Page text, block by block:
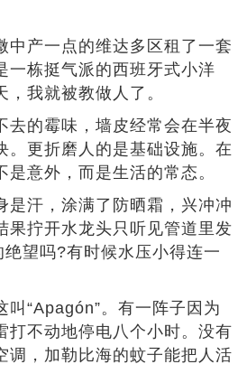
中产一点的维达多区租了一套
一栋挺气派的西班牙式小洋
我就被教做人了。
去的霉味，墙皮经常会在半夜
。更折磨人的是基础设施。在
意外，而是生活的常态。
是汗，涂满了防晒霜，兴冲冲
果拧开水龙头只听见管道里发
绝望吗?有时候水压小得连一
叫“Apagón”。有一阵子因为
打不动地停电八个小时。没有
调，加勒比海的蚊子能把人活